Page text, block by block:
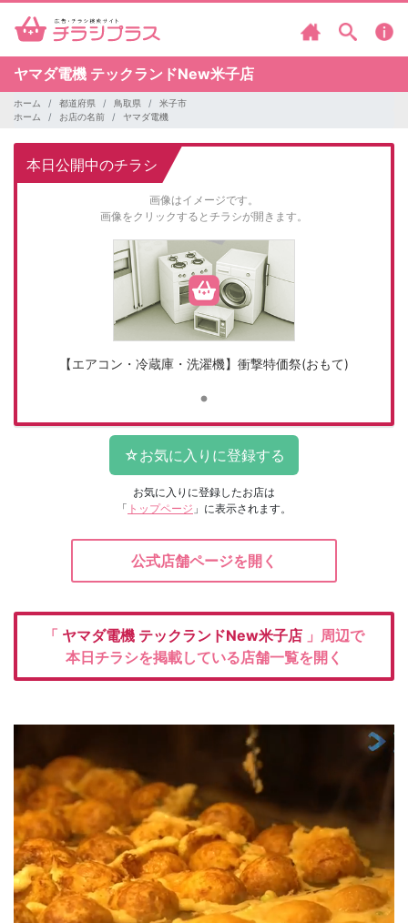
ヤマダ電機 テックランドNew米子店
ホーム 都道府県 鳥取県
米子市
ホーム
お店の名前 ヤマダ電機
本日公開中のチラシ
画像はイメージです。
画像をクリックするとチラシが開きます。
【エアコン・冷蔵庫・洗濯機】衝撃特価祭(おもて)
お気に入りに登録したお店は
「 トップページ 」に表示されます。
公式店舗ページを開く
「 ヤマダ電機 テックランドNew米子店 」周辺で
本日チラシを掲載している店舗一覧を開く